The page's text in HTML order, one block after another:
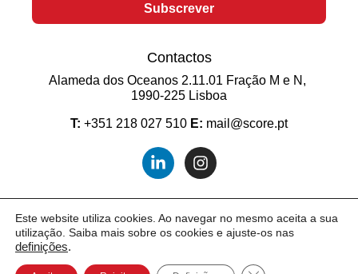
Subscrever
Contactos
Alameda dos Oceanos 2.11.01 Fração M e N,
1990-225 Lisboa
T: +351 218 027 510 E: mail@score.pt
2026 © SCORE. Todos os direitos reservados.
Este website utiliza cookies. Ao navegar no mesmo aceita a sua
utilização. Saiba mais sobre os cookies e ajuste-os nas
definições.